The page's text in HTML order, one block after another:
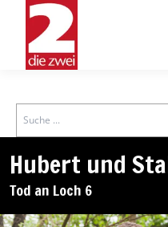
Search
Hubert und
Tod an Loch 6